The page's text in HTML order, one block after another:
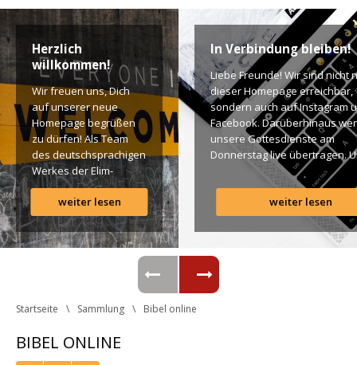
Herzlich
willkommen!
Wir freuen uns, Dich
auf unserer neue
Homepage begrüßen
zu dürfen! Als Team
des deutschsprachigen
Werkes der Elim-
Gemeinde ist es für
uns ein großes
Anliegen […]
weiter lesen
In Verbindung bleiben!
Liebe Freunde! Wir sind nicht
dieser Homepage erreichbar,
ondern auch auf Instagram
Facebook. Darüberhinaus
unsere Gottesdienste am
Donnerstag live übertragen.
findet Ihr dazu alle Links.
Segen! Live-Übertragung
Gottesdienst: http://
Instagram: http://elim.wien
Facebook:
https://www.facebook.com/
Photo by iabzd on Unsplash
weiter lesen
Startseite Sammlung Bibel online
BIBEL ONLINE